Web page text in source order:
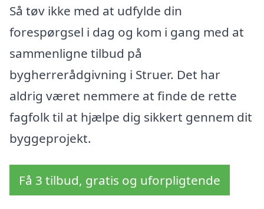
Så tøv ikke med at udfylde din
forespørgsel i dag og kom i gang med at
sammenligne tilbud på
bygherrerådgivning i Struer. Det har
aldrig været nemmere at finde de rette
fagfolk til at hjælpe dig sikkert gennem dit
byggeprojekt.
Få 3 tilbud, gratis og uforpligtende